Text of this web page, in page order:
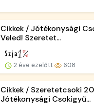
Cikkek / Jótékonysági
Veled! Szeretet...
2 éve ezelőtt 608
Cikkek / Szeretetcsoki
Jótékonysági Csokigyű...